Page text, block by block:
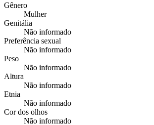
Gênero
Mulher
Genitália
Não informado
Preferência sexual
Não informado
Peso
Não informado
Altura
Não informado
Etnia
Não informado
Cor dos olhos
Não informado